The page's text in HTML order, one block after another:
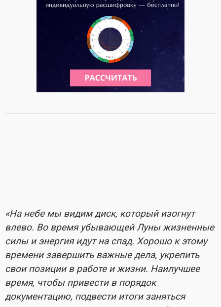
«На небе мы видим диск, который изогнут
влево. Во время убывающей Луны жизненные
силы и энергия идут на спад. Хорошо к этому
времени завершить важные дела, укрепить
свои позиции в работе и жизни. Наилучшее
время, чтобы привести в порядок
документацию, подвести итоги заняться